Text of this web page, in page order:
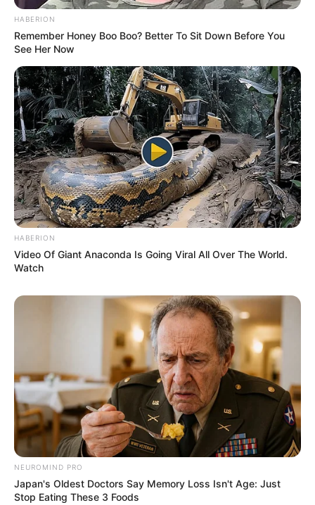
BRICS: Η Ρωσία Και Η Ινδία Δεν
Χρειάζονται Πια Δολάριο ΗΠΑ
Παρασκευή, 2 Σεπτεμβρίου 2022, 19:13
BRICS: Η Ρωσία Και Η...
Το Judicial Watch
αποκαλύπτει το σχέδιο
προπαγάνδας της
κυβέρνησης Μπάιντεν για
την...
ΚΑΝΕΝΑΣ ΑΠΟ ΑΥΤΟΥΣ ΠΟΥ
ΕΤΡΕΞΑΝ ΤΗΝ ΑΤΖΕΝΤΑ ΤΟΥ
ΚΟΡΟΝΑ ΔΕΝ ΜΠΟΡΕΙ ΝΑ...
ΥΒΡΙΣ ΑΤΙΣ ΝΕΜΕΣΙΣ ΤΙΣΙΣ. Η
ΕΛΛΗΝΙΚΗ ΗΘΙΚΗ.
Εφημερίδες και ΜΜΕ που
χρηματοδοτούνται από τον
George Soros
HABERION
Remember Honey Boo Boo? Better To Sit Down Before You
See Her Now
HABERION
Video Of Giant Anaconda Is Going Viral All Over The World.
Watch
NEUROMIND PRO
Japan's Oldest Doctors Say Memory Loss Isn't Age: Just
Stop Eating These 3 Foods